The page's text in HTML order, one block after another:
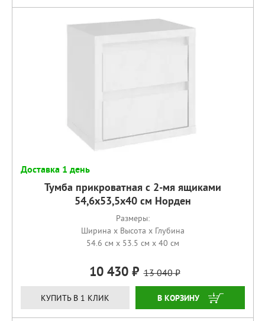
Доставка 1 день
Тумба прикроватная с 2-мя ящиками
54,6х53,5х40 см Норден
Размеры:
Ширина x Высота x Глубина
54.6 см x 53.5 см x 40 см
10 430 13 040
КУПИТЬ В 1 КЛИК КУПИТЬ